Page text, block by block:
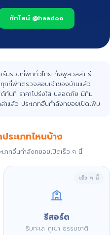
ทักไลน์ @haadoo
มรวมที่พักทั่วไทย ทั้งพูลวิลล่า รี
กที่พักตรวจสอบเจ้าของบ้านแล้ว
ทันที ราคาโปร่งใส ปลอดภัย มีทีม
แล้ว ประเภทอื่นกำลังทยอยเปิดเพิ่ม
ระเภทไหนบ้าง
ภทอื่นกำลังทยอยเปิดเร็ว ๆ นี้
เร็ว ๆ นี้
รีสอร์ต
ริมทะเล ภูเขา ธรรมชาติ